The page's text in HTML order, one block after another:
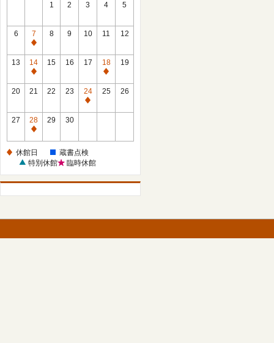
1 2 3 4 5
6
7
休
館
日
8 9 10 11 12
13
14
休
館
15 16 17
18
休
館
19
20 21 22 23
24
休
25 26
27
28
休
日
29 30
休館日
蔵書点検
特別休館
臨時休館